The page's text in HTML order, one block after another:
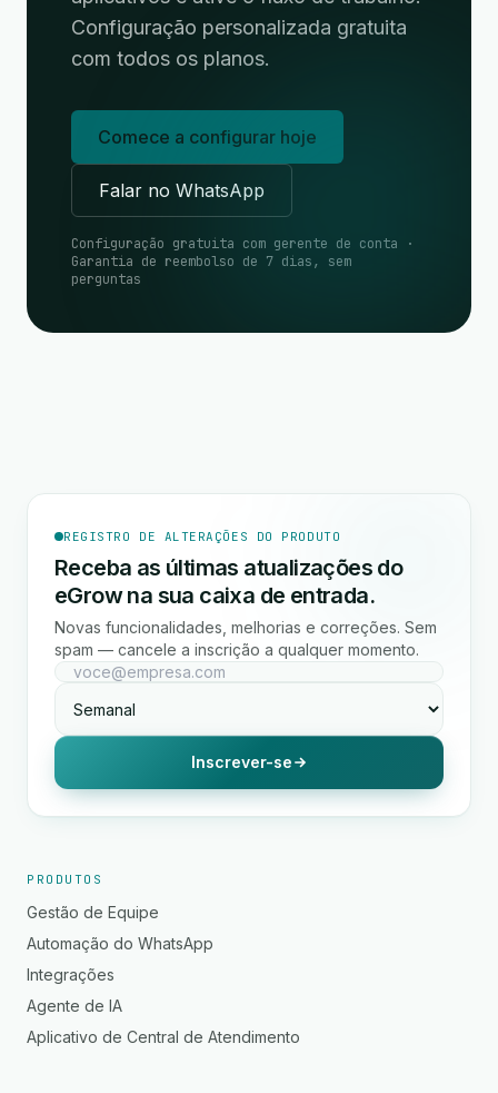
Configuração personalizada gratuita
com todos os planos.
Comece a configurar hoje
Falar no WhatsApp
Configuração gratuita com gerente de conta ·
Garantia de reembolso de 7 dias, sem
perguntas
REGISTRO DE ALTERAÇÕES DO PRODUTO
Receba as últimas atualizações do
eGrow na sua caixa de entrada.
Novas funcionalidades, melhorias e correções. Sem
spam — cancele a inscrição a qualquer momento.
Inscrever-se
PRODUTOS
Gestão de Equipe
Automação do WhatsApp
Integrações
Agente de IA
Aplicativo de Central de Atendimento